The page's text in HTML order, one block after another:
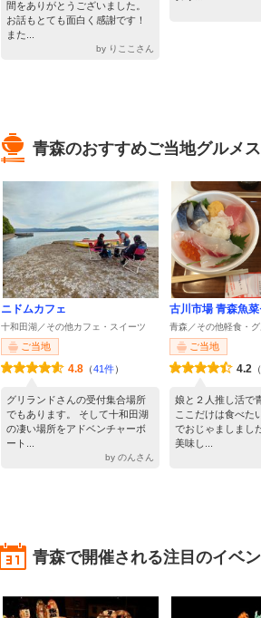
間をありがとうございました。
お話もとても面白く感謝です！
また...
by りここさん
青森のおすすめご当地グルメ
ニドムカフェ
十和田湖／その他カフェ・スイーツ
ご当地
4.8 （41件）
グリランドさんの受付集合場所
でもあります。 そして十和田湖
の凄い場所をアドベンチャーボ
ート...
by のんさん
古川市場 青森魚
青森／その他軽食・グ
ご当地
4.2 （
娘と２人推し活で
ここだけは食べた
でおじゃましまし
美味し...
青森で開催される注目のイベ